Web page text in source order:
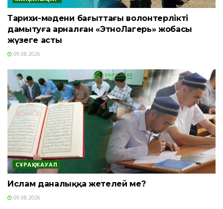
Тарихи-мәдени бағыттағы волонтерлікті
дамытуға арналған «ЭтноЛагерь» жобасы
жүзеге асты
09.08.2026
СҰРАҚ-ЖАУАП
Ислам даналыққа жетелей ме?
09.08.2026